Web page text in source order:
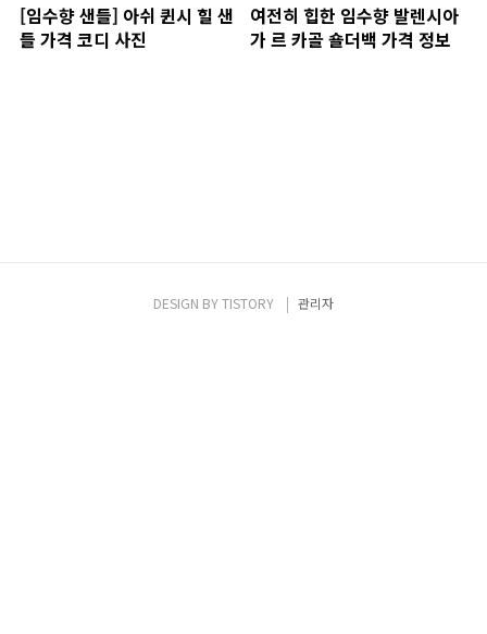
[임수향 샌들] 아쉬 퀸시 힐 샌
들 가격 코디 사진
여전히 힙한 임수향 발렌시아
가 르 카골 숄더백 가격 정보
DESIGN BYTISTORY 관리자